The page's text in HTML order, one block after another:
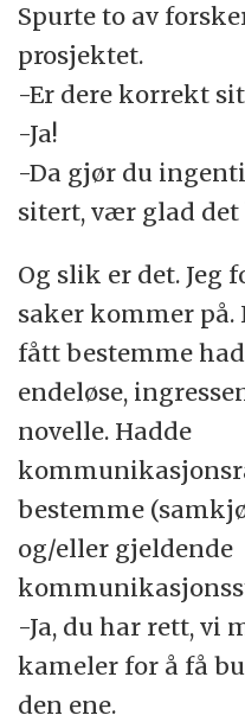
Spurte to av
prosjektet.
-Er dere korrekt
-Ja!
-Da gjør du
sitert, vær glad det
Og slik er det. Jeg
saker kommer på.
fått bestemme
endeløse,
novelle. Hadde
bestemme
og/eller gjeldende
-Ja, du har rett, vi
kameler for å få
den ene.